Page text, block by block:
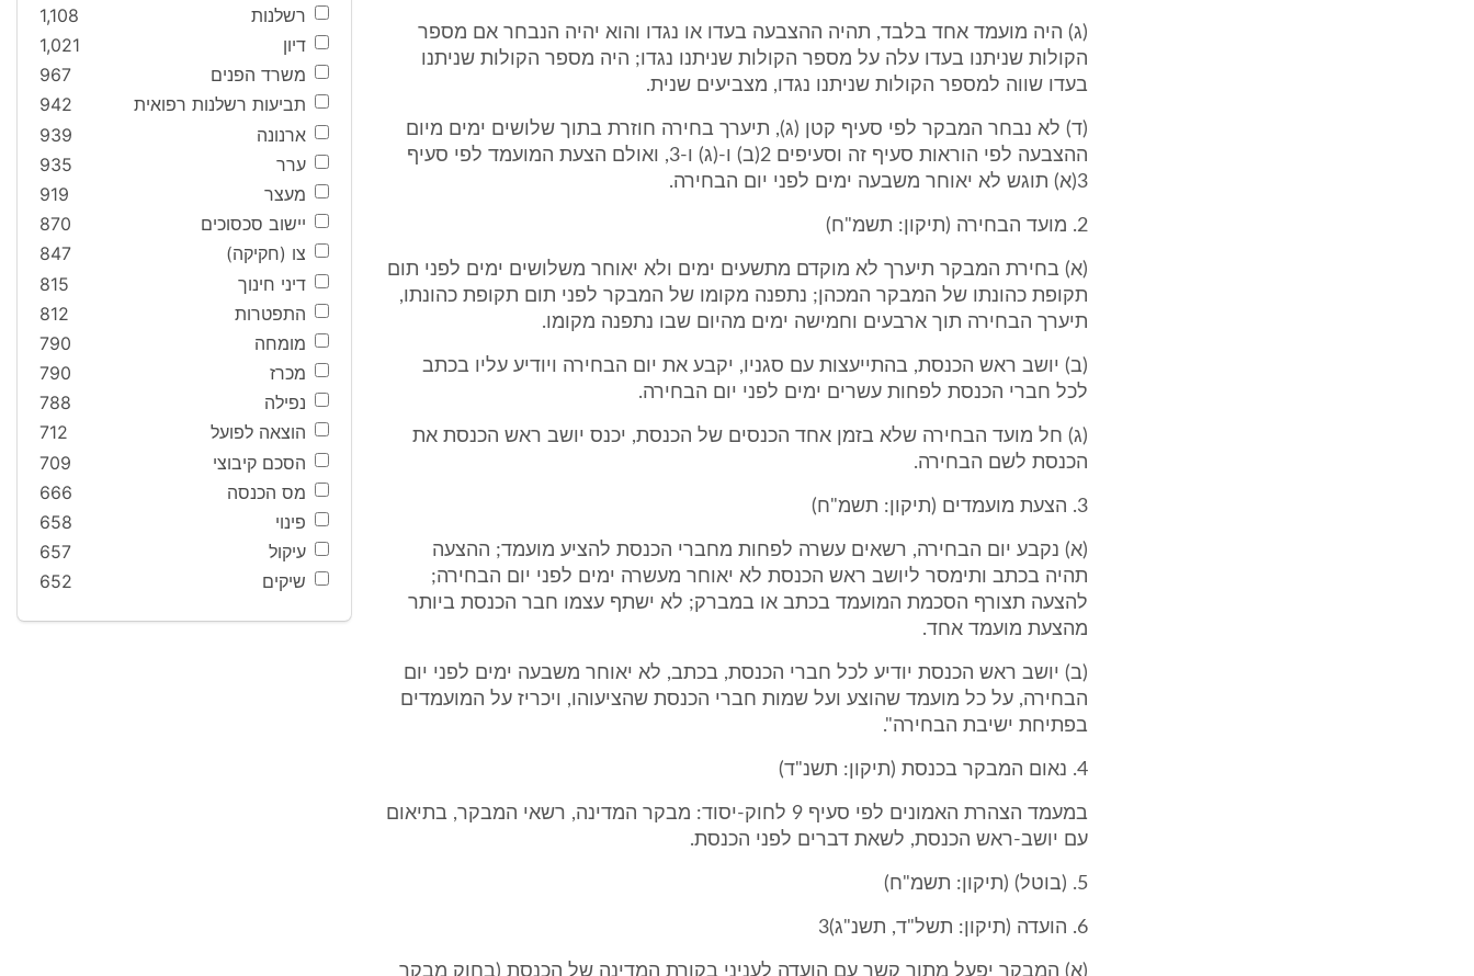
(ג) היה מועמד אחד בלבד, תהיה ההצבעה בעדו או נגדו והוא יהיה הנבחר אם מספר
הקולות שניתנו בעדו עלה על מספר הקולות שניתנו נגדו; היה מספר הקולות שניתנו
בעדו שווה למספר הקולות שניתנו נגדו, מצביעים שנית.
(ד) לא נבחר המבקר לפי סעיף קטן (ג), תיערך בחירה חוזרת בתוך שלושים ימים מיום
ההצבעה לפי הוראות סעיף זה וסעיפים 2(ב) ו-(ג) ו-3, ואולם הצעת המועמד לפי סעיף
3(א) תוגש לא יאוחר משבעה ימים לפני יום הבחירה.
2. מועד הבחירה (תיקון: תשמ"ח)
(א) בחירת המבקר תיערך לא מוקדם מתשעים ימים ולא יאוחר משלושים ימים לפני תום
תקופת כהונתו של המבקר המכהן; נתפנה מקומו של המבקר לפני תום תקופת כהונתו,
תיערך הבחירה תוך ארבעים וחמישה ימים מהיום שבו נתפנה מקומו.
(ב) יושב ראש הכנסת, בהתייעצות עם סגניו, יקבע את יום הבחירה ויודיע עליו בכתב
לכל חברי הכנסת לפחות עשרים ימים לפני יום הבחירה.
(ג) חל מועד הבחירה שלא בזמן אחד הכנסים של הכנסת, יכנס יושב ראש הכנסת את
הכנסת לשם הבחירה.
3. הצעת מועמדים (תיקון: תשמ"ח)
(א) נקבע יום הבחירה, רשאים עשרה לפחות מחברי הכנסת להציע מועמד; ההצעה
תהיה בכתב ותימסר ליושב ראש הכנסת לא יאוחר מעשרה ימים לפני יום הבחירה;
להצעה תצורף הסכמת המועמד בכתב או במברק; לא ישתף עצמו חבר הכנסת ביותר
מהצעת מועמד אחד.
(ב) יושב ראש הכנסת יודיע לכל חברי הכנסת, בכתב, לא יאוחר משבעה ימים לפני יום
הבחירה, על כל מועמד שהוצע ועל שמות חברי הכנסת שהציעוהו, ויכריז על המועמדים
בפתיחת ישיבת הבחירה".
4. נאום המבקר בכנסת (תיקון: תשנ"ד)
במעמד הצהרת האמונים לפי סעיף 9 לחוק-יסוד: מבקר המדינה, רשאי המבקר, בתיאום
עם יושב-ראש הכנסת, לשאת דברים לפני הכנסת.
5. (בוטל) (תיקון: תשמ"ח)
6. הועדה (תיקון: תשל"ד, תשנ"ג)3
(א) המבקר יפעל מתוך קשר עם הועדה לעניני בקורת המדינה של הכנסת (בחוק מבקר
רשלנות
1,108
דיון
1,021
משרד הפנים
967
תביעות רשלנות רפואית
942
ארנונה
939
ערר
935
מעצר
919
יישוב סכסוכים
870
צו (חקיקה)
847
דיני חינוך
815
התפטרות
812
מומחה
790
מכרז
790
נפילה
788
הוצאה לפועל
712
הסכם קיבוצי
709
מס הכנסה
666
פינוי
658
עיקול
657
שיקים
652